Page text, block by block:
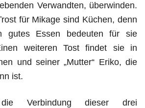
Verwandten, überwinden.
für Mikage sind Küchen, denn
gutes Essen bedeuten für sie
weiteren Tost findet sie in
und seiner „Mutter“ Eriko, die
ist.
Verbindung dieser drei